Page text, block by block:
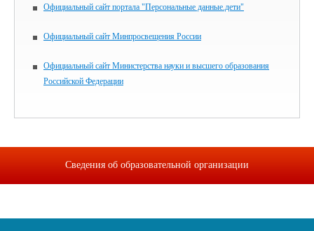
Официальный сайт портала "Персональные данные.дети"
Официальный сайт Минпросвещения России
Официальный сайт Министерства науки и высшего образования
Российской Федерации
Сведения об образовательной организации